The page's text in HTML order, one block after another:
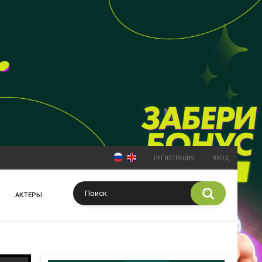
РЕГИСТРАЦИЯ ВХОД
АКТЕРЫ